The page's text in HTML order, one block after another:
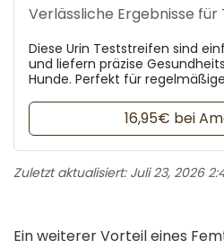
Verlässliche Ergebnisse
Diese Urin Teststreifen sind
und liefern präzise
Hunde. Perfekt für
16,95€ bei
Zuletzt aktualisiert: Juli 23, 2026
Ein weiterer Vorteil eines